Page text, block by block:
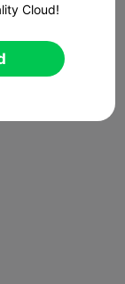
Cloud!